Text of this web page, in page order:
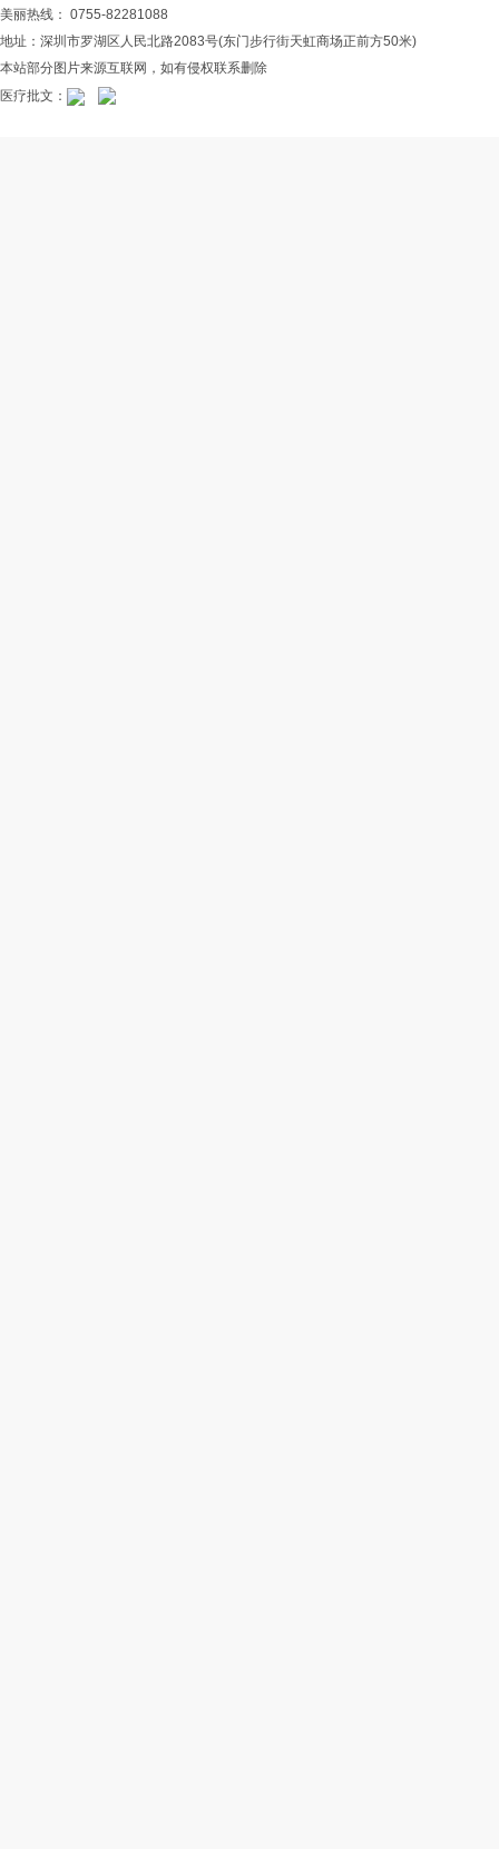
美丽热线： 0755-82281088
地址：深圳市罗湖区人民北路2083号(东门步行街天虹商场正前方50米)
本站部分图片来源互联网，如有侵权联系删除
医疗批文：